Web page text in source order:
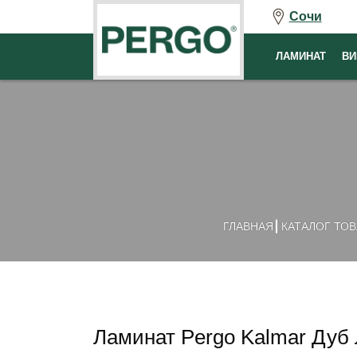
Сочи
ЛАМИНАТ
ГЛАВНАЯ КАТАЛОГ
Ламинат Pergo Kalmar